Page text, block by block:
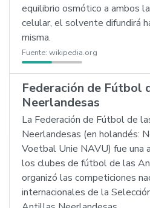
equilibrio osmótico a ambos
celular, el solvente difundirá
misma.
Fuente: wikipedia.org
Federación de Fútbol
Neerlandesas
La Federación de Fútbol de
Neerlandesas (en holandés:
Voetbal Unie NAVU) fue una
los clubes de fútbol de las
organizó las competiciones
internacionales de la